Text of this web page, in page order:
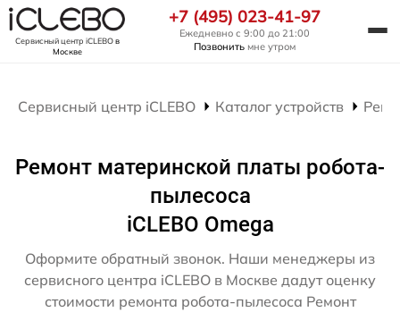
Сервисный центр iCLEBOв
Москве
+7 (495) 023-41-97
Ежедневно с 9:00 до 21:00
Позвонить мне утром
Сервисный центр iCLEBO Каталог устройств
Ремонт материнской платы робота-
пылесоса
iCLEBO Omega
Оформите обратный звонок. Наши менеджеры из
сервисного центра iCLEBO в Москве дадут оценку
стоимости ремонта робота-пылесоса Ремонт